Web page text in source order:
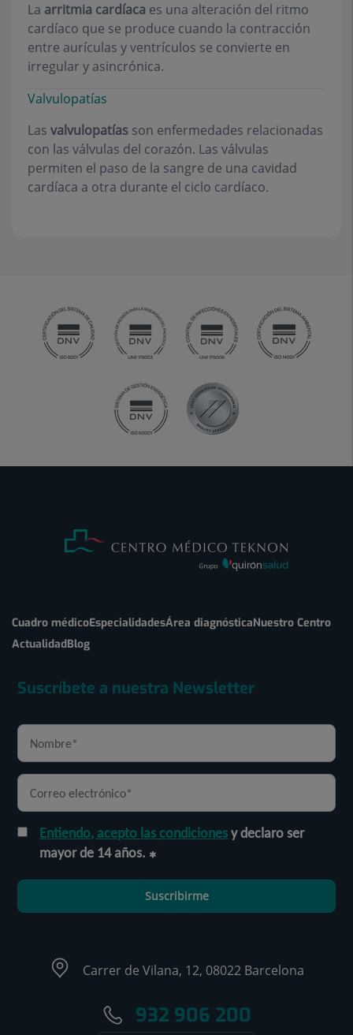
La arritmia cardíaca es una alteración del ritmo
cardíaco que se produce cuando la contracción
entre aurículas y ventrículos se convierte en
irregular y asincrónica.
Valvulopatías
Las valvulopatías son enfermedades relacionadas
con las válvulas del corazón. Las válvulas
permiten el paso de la sangre de una cavidad
cardíaca a otra durante el ciclo cardíaco.
Cuadro médicoEspecialidadesÁrea diagnósticaNuestro Centro
ActualidadBlog
Suscríbete a nuestra Newsletter
Entiendo, acepto las condicionesy declaro ser
mayor de 14 años.
Suscribirme
Carrer de Vilana, 12, 08022 Barcelona
932 906 200